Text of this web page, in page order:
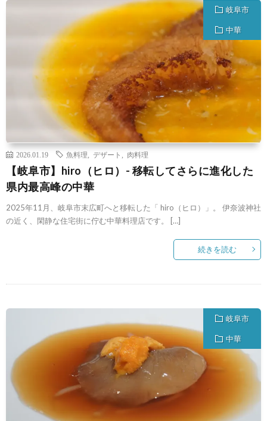
岐阜市
中華
2026.01.19 魚料理 デザート 肉料理
【岐阜市】hiro（ヒロ）- 移転してさらに進化した
県内最高峰の中華
2025年11月、岐阜市末広町へと移転した「 hiro（ヒロ）」。 伊奈波神社
の近く、閑静な住宅街に佇む中華料理店です。 […]
続きを読む
岐阜市
中華